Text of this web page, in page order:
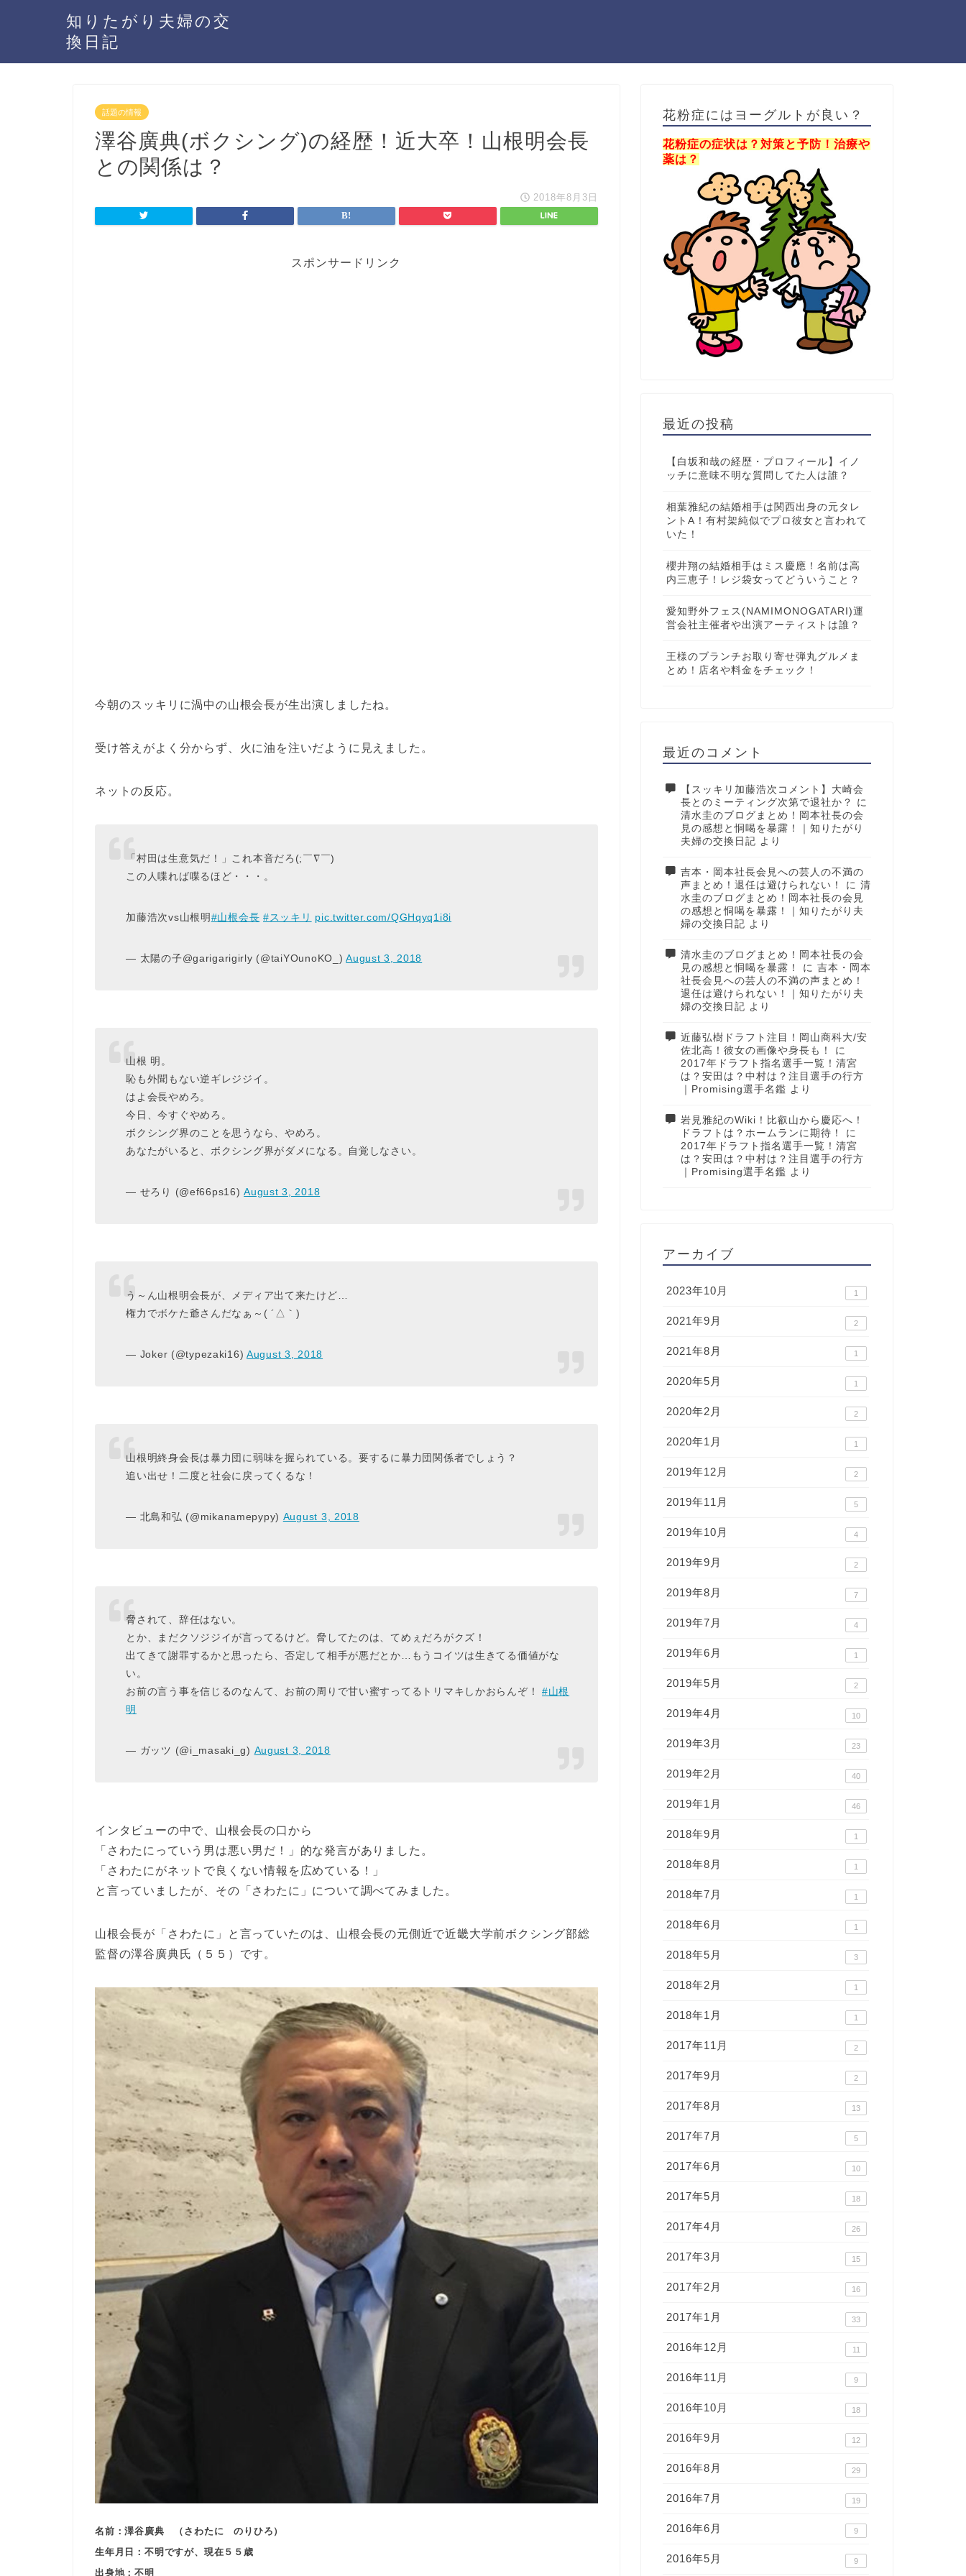
知りたがり夫婦の交
換日記
話題の情報
澤谷廣典(ボクシング)の経歴！近大卒！山根明会長
との関係は？
2018年8月3日
スポンサードリンク
今朝のスッキリに渦中の山根会長が生出演しましたね。
受け答えがよく分からず、火に油を注いだように見えました。
ネットの反応。
「村田は生意気だ！」これ本音だろ(;￣∇￣)
この人喋れば喋るほど・・・。
加藤浩次vs山根明#山根会長 #スッキリ pic.twitter.com/QGHqyq1i8i
— 太陽の子@garigarigirly (@taiYOunoKO_)August 3, 2018
山根 明。
恥も外聞もない逆ギレジジイ。
はよ会長やめろ。
今日、今すぐやめろ。
ボクシング界のことを思うなら、やめろ。
あなたがいると、ボクシング界がダメになる。自覚しなさい。
— せろり (@ef66ps16)August 3, 2018
う～ん山根明会長が、メディア出て来たけど…
権力でボケた爺さんだなぁ～( ´△｀)
— Joker (@typezaki16)August 3, 2018
山根明終身会長は暴力団に弱味を握られている。要するに暴力団関係者でしょう？
追い出せ！二度と社会に戻ってくるな！
— 北島和弘 (@mikanamepypy) August 3, 2018
脅されて、辞任はない。
とか、まだクソジジイが言ってるけど。脅してたのは、てめぇだろがクズ！
出てきて謝罪するかと思ったら、否定して相手が悪だとか…もうコイツは生きてる価値がな
い。
お前の言う事を信じるのなんて、お前の周りで甘い蜜すってるトリマキしかおらんぞ！ #山根
明
— ガッツ (@i_masaki_g) August 3, 2018
インタビューの中で、山根会長の口から
「さわたにっていう男は悪い男だ！」的な発言がありました。
「さわたにがネットで良くない情報を広めている！」
と言っていましたが、その「さわたに」について調べてみました。
山根会長が「さわたに」と言っていたのは、山根会長の元側近で近畿大学前ボクシング部総
監督の澤谷廣典氏（５５）です。
名前：澤谷廣典 （さわたに のりひろ）
生年月日：不明ですが、現在５５歳
出身地：不明
花粉症にはヨーグルトが良い？
花粉症の症状は？対策と予防！治療や
薬は？
最近の投稿
【白坂和哉の経歴・プロフィール】イノ
ッチに意味不明な質問してた人は誰？
相葉雅紀の結婚相手は関西出身の元タレ
ントA！有村架純似でプロ彼女と言われて
いた！
櫻井翔の結婚相手はミス慶應！名前は高
内三恵子！レジ袋女ってどういうこと？
愛知野外フェス(NAMIMONOGATARI)運
営会社主催者や出演アーティストは誰？
王様のブランチお取り寄せ弾丸グルメま
とめ！店名や料金をチェック！
最近のコメント
【スッキリ加藤浩次コメント】大崎会
長とのミーティング次第で退社か？
に
清水圭のブログまとめ！岡本社長の会
見の感想と恫喝を暴露！｜知りたがり
夫婦の交換日記 より
吉本・岡本社長会見への芸人の不満の
声まとめ！退任は避けられない！
に 清
水圭のブログまとめ！岡本社長の会見
の感想と恫喝を暴露！｜知りたがり夫
婦の交換日記 より
清水圭のブログまとめ！岡本社長の会
見の感想と恫喝を暴露！
に 吉本・岡本
社長会見への芸人の不満の声まとめ！
退任は避けられない！｜知りたがり夫
婦の交換日記 より
近藤弘樹ドラフト注目！岡山商科大/安
佐北高！彼女の画像や身長も！
に
2017年ドラフト指名選手一覧！清宮
は？安田は？中村は？注目選手の行方
｜Promising選手名鑑 より
岩見雅紀のWiki！比叡山から慶応へ！
ドラフトは？ホームランに期待！
に
2017年ドラフト指名選手一覧！清宮
は？安田は？中村は？注目選手の行方
｜Promising選手名鑑 より
アーカイブ
2023年10月 1
2021年9月 2
2021年8月 1
2020年5月 1
2020年2月 2
2020年1月 1
2019年12月 2
2019年11月 5
2019年10月 4
2019年9月 2
2019年8月 7
2019年7月 4
2019年6月 1
2019年5月 2
2019年4月 10
2019年3月 23
2019年2月 40
2019年1月 46
2018年9月 1
2018年8月 1
2018年7月 1
2018年6月 1
2018年5月 3
2018年2月 1
2018年1月 1
2017年11月 2
2017年9月 2
2017年8月 13
2017年7月 5
2017年6月 10
2017年5月 18
2017年4月 26
2017年3月 15
2017年2月 16
2017年1月 33
2016年12月 11
2016年11月 9
2016年10月 18
2016年9月 12
2016年8月 29
2016年7月 19
2016年6月 9
2016年5月 9